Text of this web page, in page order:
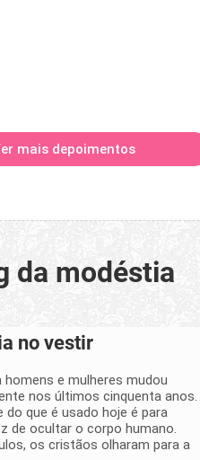
mais depoimentos
da modéstia
no vestir
homens e mulheres mudou
nos últimos cinquenta anos.
do que é usado hoje é para
de ocultar o corpo humano.
os cristãos olharam para a